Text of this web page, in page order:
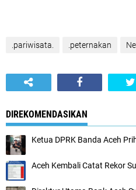
.pariwisata. .peternakan
DIREKOMENDASIKAN
Ketua DPRK Banda Aceh
Aceh Kembali Catat Rekor